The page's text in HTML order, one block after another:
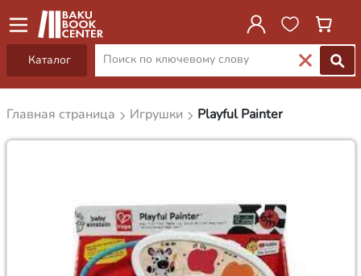
Каталог
Главная страница Игрушки Playful Painter